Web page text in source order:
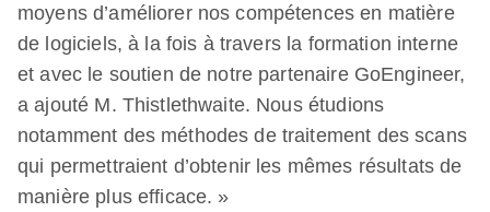
moyens d’améliorer nos compétences en matière
de logiciels, à la fois à travers la formation interne
et avec le soutien de notre partenaire GoEngineer,
a ajouté M. Thistlethwaite. Nous étudions
notamment des méthodes de traitement des scans
qui permettraient d’obtenir les mêmes résultats de
manière plus efficace. »